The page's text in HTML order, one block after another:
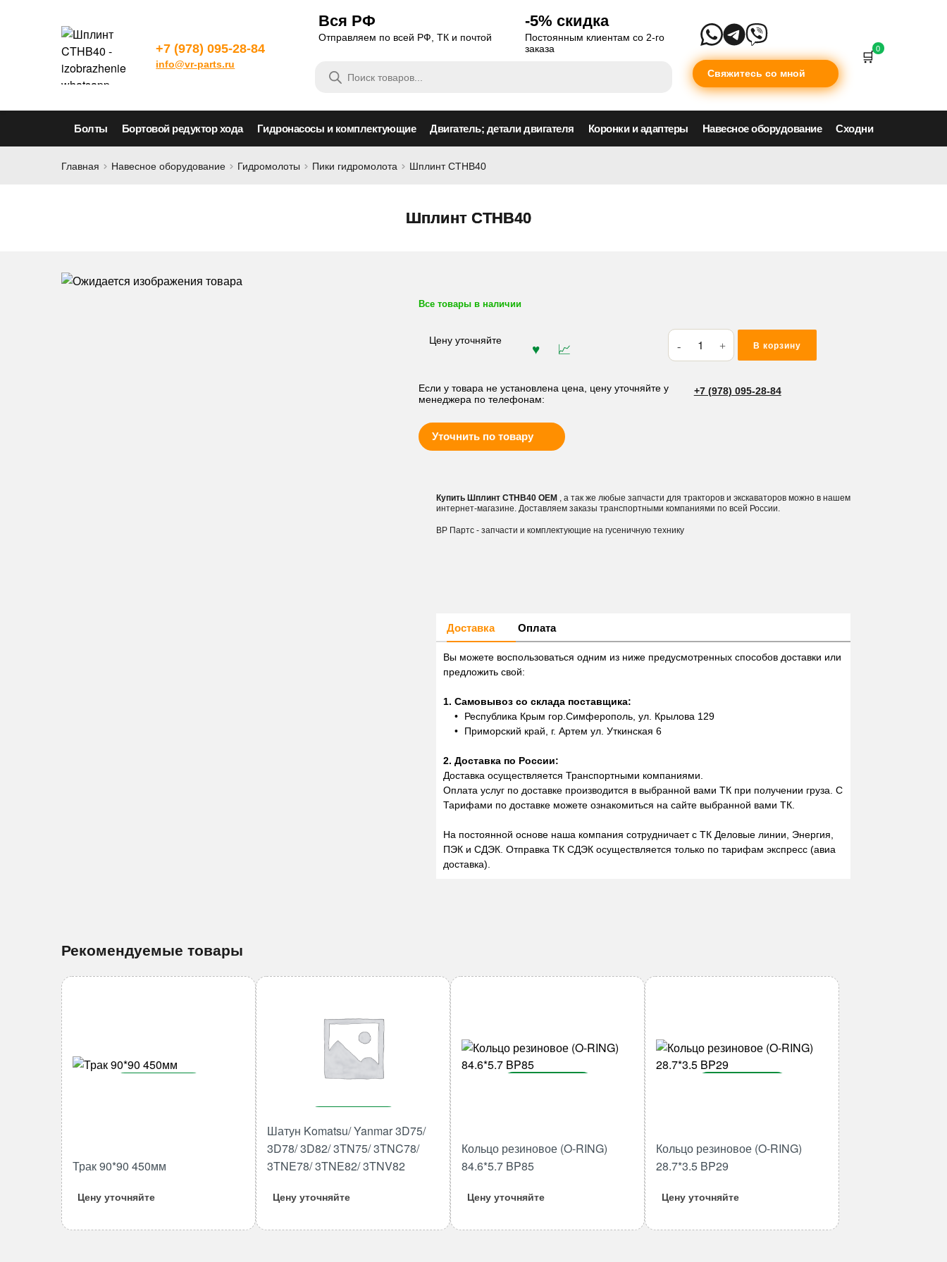
+7 (978) 095-28-84
info@vr-parts.ru
Вся РФ
Отправляем по всей РФ, ТК и почтой
-5% скидка
Постоянным клиентам со 2-го
заказа
товаров Свяжитесь со мной
0
Болты Бортовой редуктор хода Гидронасосы и комплектующие Двигатель; детали двигателя Коронки и адаптеры Навесное оборудование Сходни
Главная Навесное оборудование Гидромолоты Пики гидромолота Шплинт CTHB40
Шплинт CTHB40
Все товары в наличии
Цену уточняйте
Количество
товара
CTHB40
В корзину
Если у товара не установлена цена, цену уточняйте у
менеджера по телефонам:
+7 (978) 095-28-84
Уточнить по товару
Купить Шплинт CTHB40 OEM , а так же любые запчасти для тракторов и экскаваторов можно в нашем
интернет-магазине. Доставляем заказы транспортными компаниями по всей России.
ВР Партс - запчасти и комплектующие на гусеничную технику
Доставка Оплата
Вы можете воспользоваться одним из ниже предусмотренных способов доставки или
предложить свой:
1. Самовывоз со склада поставщика:
Республика Крым гор.Симферополь, ул. Крылова 129
Приморский край, г. Артем ул. Уткинская 6
2. Доставка по России:
Доставка осуществляется Транспортными компаниями.
Оплата услуг по доставке производится в выбранной вами ТК при получении груза. С
Тарифами по доставке можете ознакомиться на сайте выбранной вами ТК.
На постоянной основе наша компания сотрудничает с ТК Деловые линии, Энергия,
ПЭК и СДЭК. Отправка ТК СДЭК осуществляется только по тарифам экспресс (авиа
доставка).
Рекомендуемые товары
90*90
Трак 90*90 450мм
Цену уточняйте
Количество
товара
3D75/
Шатун Komatsu/ Yanmar 3D75/
3D78/ 3D82/ 3TN75/ 3TNC78/
3TNE78/ 3TNE82/ 3TNV82
Цену уточняйте
Кольцо
резиновое
BP85
Кольцо резиновое (O-RING)
84.6*5.7 BP85
Цену уточняйте
Кольцо
резиновое
BP29
Кольцо резиновое (O-RING)
28.7*3.5 BP29
Цену уточняйте